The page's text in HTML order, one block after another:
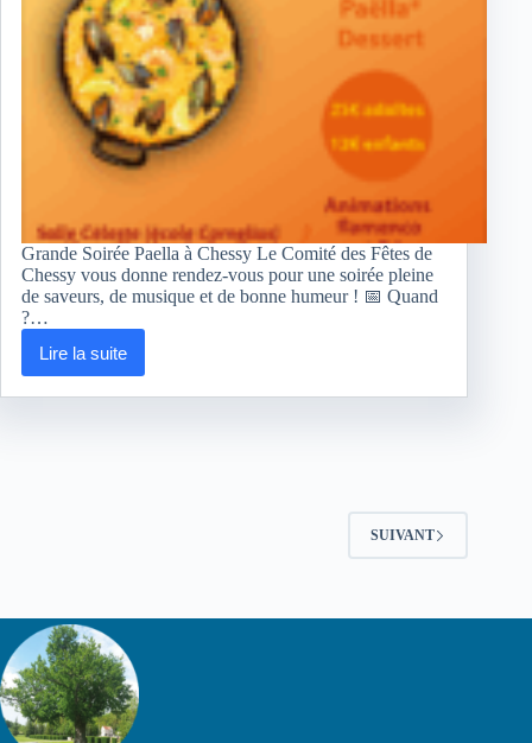
Grande Soirée Paella à Chessy Le Comité des Fêtes de
Chessy vous donne rendez-vous pour une soirée pleine
de saveurs, de musique et de bonne humeur ! 📅 Quand
?…
Lire la suite
Soirée
Paëlla
2025
SUIVANT